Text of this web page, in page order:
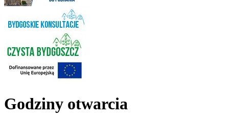
Godziny otwarcia